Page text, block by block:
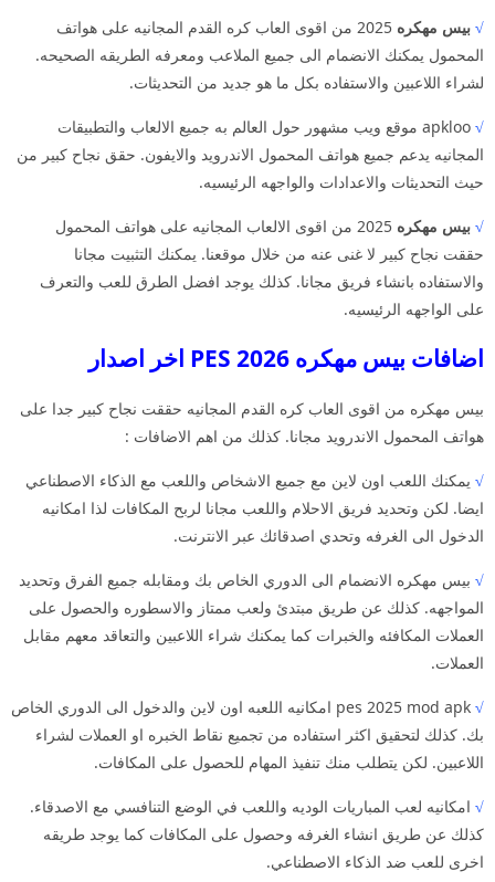
√ بيس مهكره
2025 من اقوى العاب كره القدم المجانيه على هواتف
المحمول يمكنك الانضمام الى جميع الملاعب ومعرفه الطريقه الصحيحه.
لشراء اللاعبين والاستفاده بكل ما هو جديد من التحديثات.
√
apkloo موقع ويب مشهور حول العالم به جميع الالعاب والتطبيقات
المجانيه يدعم جميع هواتف المحمول الاندرويد والايفون. حقق نجاح كبير من
حيث التحديثات والاعدادات والواجهه الرئيسيه.
√ بيس مهكره
2025 من اقوى الالعاب المجانيه على هواتف المحمول
حققت نجاح كبير لا غنى عنه من خلال موقعنا. يمكنك التثبيت مجانا
والاستفاده بانشاء فريق مجانا. كذلك يوجد افضل الطرق للعب والتعرف
على الواجهه الرئيسيه.
اضافات بيس مهكره 2026 PES اخر اصدار
بيس مهكره من اقوى العاب كره القدم المجانيه حققت نجاح كبير جدا على
هواتف المحمول الاندرويد مجانا. كذلك من اهم الاضافات :
√ يمكنك اللعب اون لاين مع جميع الاشخاص واللعب مع الذكاء الاصطناعي
ايضا. لكن وتحديد فريق الاحلام واللعب مجانا لربح المكافات لذا امكانيه
الدخول الى الغرفه وتحدي اصدقائك عبر الانترنت.
√ بيس مهكره الانضمام الى الدوري الخاص بك ومقابله جميع الفرق وتحديد
المواجهه. كذلك عن طريق مبتدئ ولعب ممتاز والاسطوره والحصول على
العملات المكافئه والخبرات كما يمكنك شراء اللاعبين والتعاقد معهم مقابل
العملات.
√
pes 2025 mod apk امكانيه اللعبه اون لاين والدخول الى الدوري الخاص
بك. كذلك لتحقيق اكثر استفاده من تجميع نقاط الخبره او العملات لشراء
اللاعبين. لكن يتطلب منك تنفيذ المهام للحصول على المكافات.
√ امكانيه لعب المباريات الوديه واللعب في الوضع التنافسي مع الاصدقاء.
كذلك عن طريق انشاء الغرفه وحصول على المكافات كما يوجد طريقه
اخرى للعب ضد الذكاء الاصطناعي.